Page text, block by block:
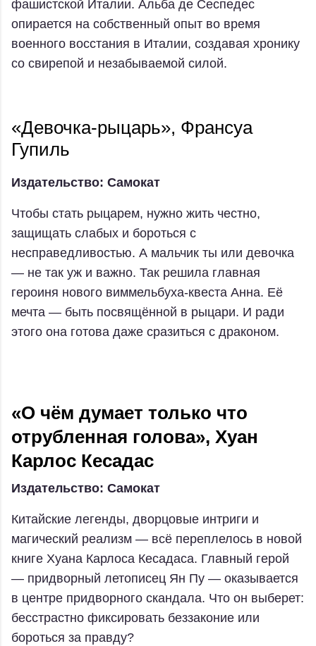
фашистской Италии. Альба де Сеспедес
опирается на собственный опыт во время
военного восстания в Италии, создавая хронику
со свирепой и незабываемой силой.
«Девочка-рыцарь», Франсуа
Гупиль
Издательство: Самокат
Чтобы стать рыцарем, нужно жить честно,
защищать слабых и бороться с
несправедливостью. А мальчик ты или девочка
— не так уж и важно. Так решила главная
героиня нового виммельбуха-квеста Анна. Её
мечта — быть посвящённой в рыцари. И ради
этого она готова даже сразиться с драконом.
«О чём думает только что
отрубленная голова», Хуан
Карлос Кесадас
Издательство: Самокат
Китайские легенды, дворцовые интриги и
магический реализм — всё переплелось в новой
книге Хуана Карлоса Кесадаса. Главный герой
— придворный летописец Ян Пу — оказывается
в центре придворного скандала. Что он выберет:
бесстрастно фиксировать беззаконие или
бороться за правду?